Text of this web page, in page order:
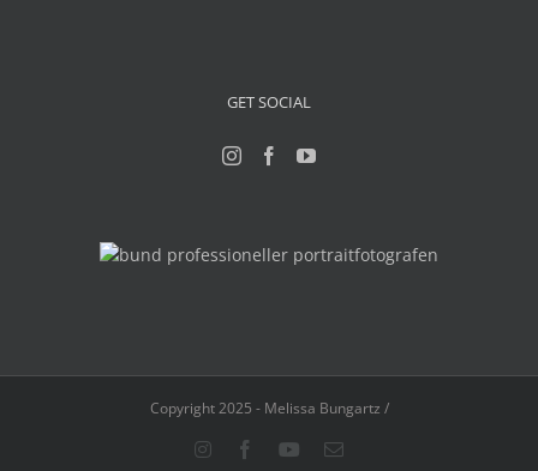
GET SOCIAL
Copyright 2025 - Melissa Bungartz /
InstagramFacebookYouTube
E-